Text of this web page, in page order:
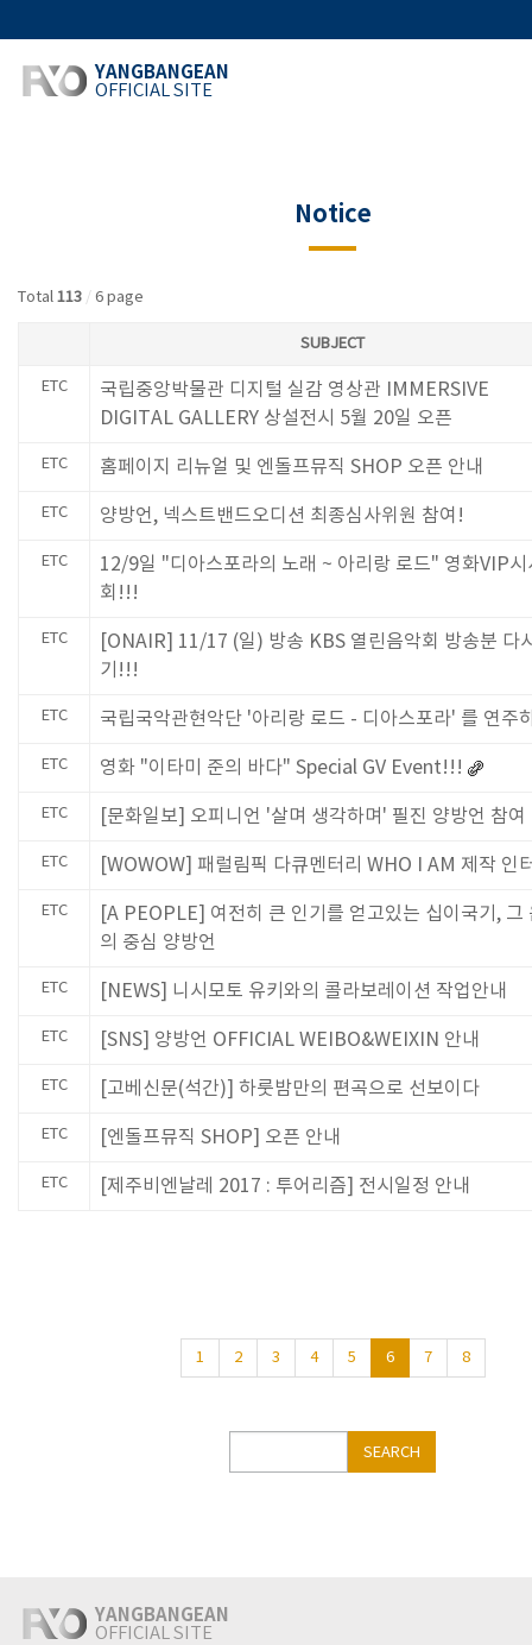
YANGBANGEAN
OFFICIAL SITE
Notice
Total 113 / 6 page
SUBJECT
ETC
국립중앙박물관 디지털 실감 영상관 IMMERSIVE
DIGITAL GALLERY 상설전시 5월 20일 오픈
ETC 홈페이지 리뉴얼 및 엔돌프뮤직 SHOP 오픈 안내
ETC 양방언, 넥스트밴드오디션 최종심사위원 참여!
ETC
12/9일 "디아스포라의 노래 ~ 아리랑 로드" 영화VIP시
회!!!
ETC
[ONAIR] 11/17 (일) 방송 KBS 열린음악회 방송분 다
기!!!
ETC 국립국악관현악단 '아리랑 로드 - 디아스포라' 를 연주
ETC 영화 "이타미 준의 바다" Special GV Event!!!
ETC [문화일보] 오피니언 '살며 생각하며' 필진 양방언 참여
ETC [WOWOW] 패럴림픽 다큐멘터리 WHO I AM 제작 인
ETC
[A PEOPLE] 여전히 큰 인기를 얻고있는 십이국기, 그
의 중심 양방언
ETC [NEWS] 니시모토 유키와의 콜라보레이션 작업안내
ETC [SNS] 양방언 OFFICIAL WEIBO&WEIXIN 안내
ETC [고베신문(석간)] 하룻밤만의 편곡으로 선보이다
ETC [엔돌프뮤직 SHOP] 오픈 안내
ETC [제주비엔날레 2017 : 투어리즘] 전시일정 안내
1 2 3 4 5 6 7 8
SEARCH
YANGBANGEAN
OFFICIAL SITE